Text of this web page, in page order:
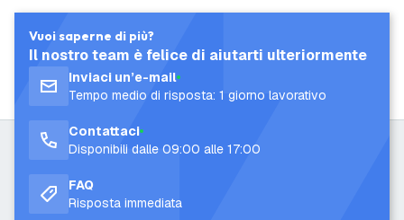
Vuoi saperne di più?
Il nostro team è felice di aiutarti ulteriormente
Inviaci un’e-mail
Tempo medio di risposta: 1 giorno lavorativo
Contattaci
Disponibili dalle 09:00 alle 17:00
FAQ
Risposta immediata